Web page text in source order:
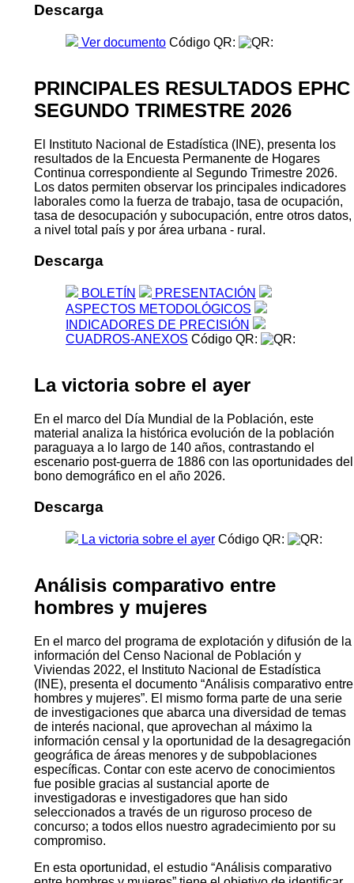
Descarga
Ver documento Código QR:
PRINCIPALES RESULTADOS EPHC
SEGUNDO TRIMESTRE 2026
El Instituto Nacional de Estadística (INE), presenta los
resultados de la Encuesta Permanente de Hogares
Continua correspondiente al Segundo Trimestre 2026.
Los datos permiten observar los principales indicadores
laborales como la fuerza de trabajo, tasa de ocupación,
tasa de desocupación y subocupación, entre otros datos,
a nivel total país y por área urbana - rural.
Descarga
BOLETÍN
PRESENTACIÓN
ASPECTOS METODOLÓGICOS
INDICADORES DE PRECISIÓN
CUADROS-ANEXOS Código QR:
La victoria sobre el ayer
En el marco del Día Mundial de la Población, este
material analiza la histórica evolución de la población
paraguaya a lo largo de 140 años, contrastando el
escenario post-guerra de 1886 con las oportunidades del
bono demográfico en el año 2026.
Descarga
La victoria sobre el ayer Código QR:
Análisis comparativo entre
hombres y mujeres
En el marco del programa de explotación y difusión de la
información del Censo Nacional de Población y
Viviendas 2022, el Instituto Nacional de Estadística
(INE), presenta el documento “Análisis comparativo entre
hombres y mujeres”. El mismo forma parte de una serie
de investigaciones que abarca una diversidad de temas
de interés nacional, que aprovechan al máximo la
información censal y la oportunidad de la desagregación
geográfica de áreas menores y de subpoblaciones
específicas. Contar con este acervo de conocimientos
fue posible gracias al sustancial aporte de
investigadoras e investigadores que han sido
seleccionados a través de un riguroso proceso de
concurso; a todos ellos nuestro agradecimiento por su
compromiso.
En esta oportunidad, el estudio “Análisis comparativo